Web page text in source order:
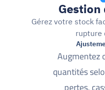
Gestion
Gérez votre stock
rupture
Augmentez
quantités